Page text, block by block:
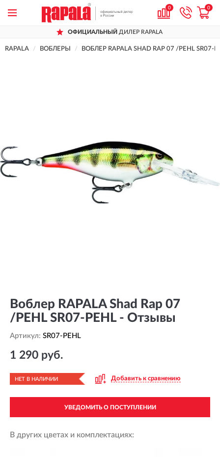
0 0
ОФИЦИАЛЬНЫЙ ДИЛЕР RAPALA
RAPALA ВОБЛЕРЫ ВОБЛЕР RAPALA SHAD RAP 07 /PEHL SR07-
Воблер RAPALA Shad Rap 07
/PEHL SR07-PEHL - Отзывы
Артикул: SR07-PEHL
1 290 руб.
НЕТ В НАЛИЧИИ Добавить к сравнению
УВЕДОМИТЬ О ПОСТУПЛЕНИИ
В других цветах и комплектациях: